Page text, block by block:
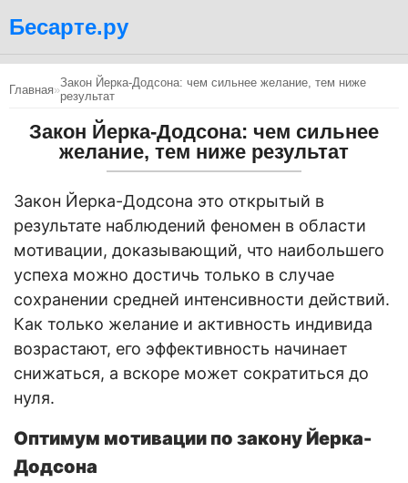
Бесарте.ру
Главная»Закон Йерка-Додсона: чем сильнее желание, тем ниже
результат
Закон Йерка-Додсона: чем сильнее
желание, тем ниже результат
Закон Йерка-Додсона это открытый в
результате наблюдений феномен в области
мотивации, доказывающий, что наибольшего
успеха можно достичь только в случае
сохранении средней интенсивности действий.
Как только желание и активность индивида
возрастают, его эффективность начинает
снижаться, а вскоре может сократиться до
нуля.
Оптимум мотивации по закону Йерка-
Додсона